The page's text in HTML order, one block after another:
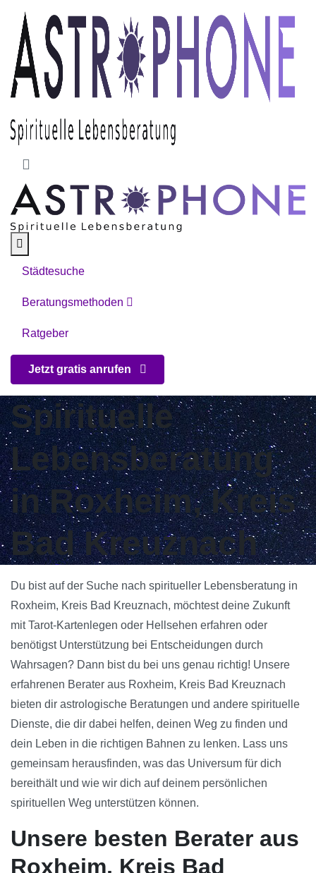
Skip to main content
Städtesuche
Beratungsmethoden
Ratgeber
Jetzt gratis anrufen
Spirituelle
Lebensberatung
in Roxheim, Kreis
Bad Kreuznach
Du bist auf der Suche nach spiritueller Lebensberatung in
Roxheim, Kreis Bad Kreuznach, möchtest deine Zukunft
mit Tarot-Kartenlegen oder Hellsehen erfahren oder
benötigst Unterstützung bei Entscheidungen durch
Wahrsagen? Dann bist du bei uns genau richtig! Unsere
erfahrenen Berater aus Roxheim, Kreis Bad Kreuznach
bieten dir astrologische Beratungen und andere spirituelle
Dienste, die dir dabei helfen, deinen Weg zu finden und
dein Leben in die richtigen Bahnen zu lenken. Lass uns
gemeinsam herausfinden, was das Universum für dich
bereithält und wie wir dich auf deinem persönlichen
spirituellen Weg unterstützen können.
Unsere besten Berater aus
Roxheim, Kreis Bad